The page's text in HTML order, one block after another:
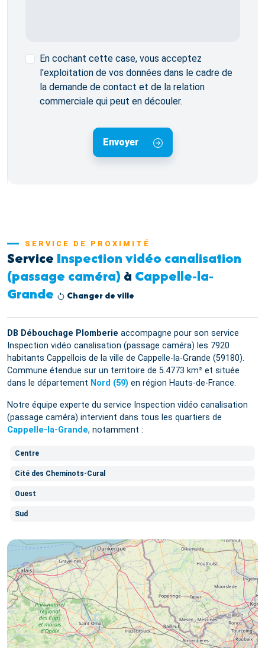
En cochant cette case, vous acceptez
l'exploitation de vos données dans le cadre de
la demande de contact et de la relation
commerciale qui peut en découler.
Envoyer
SERVICE DE PROXIMITÉ
Service Inspection vidéo canalisation
(passage caméra) à Cappelle-la-
Grande
Changer de ville
DB Débouchage Plomberie accompagne pour son service
Inspection vidéo canalisation (passage caméra) les 7920
habitants Cappellois de la ville de Cappelle-la-Grande (59180).
Commune étendue sur un territoire de 5.4773 km² et située
dans le département Nord (59) en région Hauts-de-France.
Notre équipe experte du service Inspection vidéo canalisation
(passage caméra) intervient dans tous les quartiers de
Cappelle-la-Grande, notamment :
Centre
Cité des Cheminots-Cural
Ouest
Sud
14
3
17
10